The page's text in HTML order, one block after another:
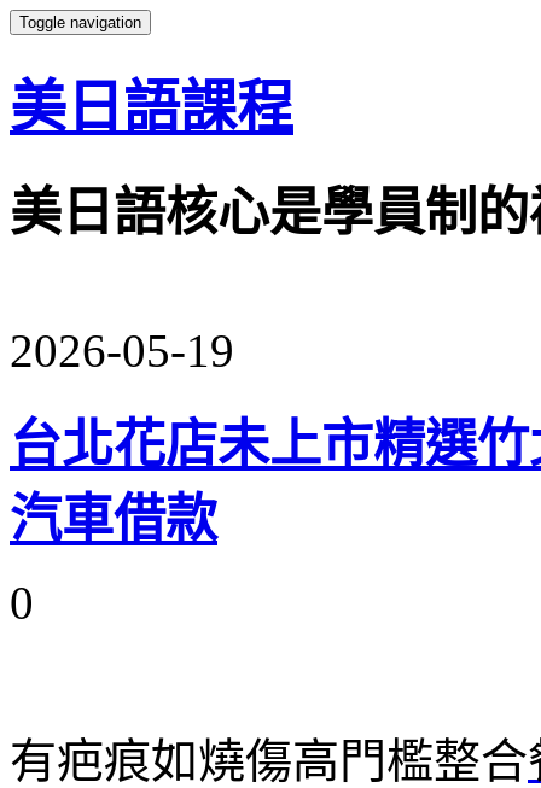
Toggle navigation
美日語課程
美日語核心是學員制
2026-05-19
台北花店未上市精選
汽車借款
0
有疤痕如燒傷高門檻整合